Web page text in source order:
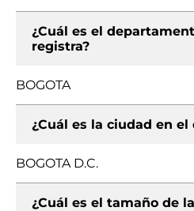
¿Cuál es el
registra?
BOGOTA
¿Cuál es la ciudad en el
BOGOTA D.C.
¿Cuál es el tamaño de